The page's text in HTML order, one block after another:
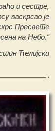
и сестре,
васкрсао је
Пресвете
на Небо.“
Ћелијски